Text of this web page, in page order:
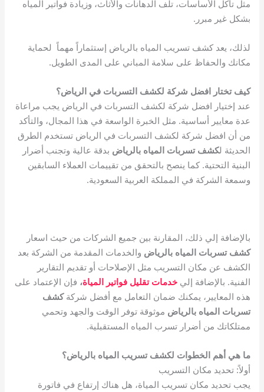
مثل تآكل الأساسات، تلف الدهانات والأثاث، وزيادة فواتير المياه
بشكل غير مبرر.
لذلك، يعد كشف تسريب المياه بالرياض إستثماراً مهماً لحماية
مكانك والحفاظ على سلامة المباني على المدى الطويل.
كيف تختار افضل شركة لكشف التسربات في الرياض؟
عند إختيار افضل شركة لكشف التسربات في الرياض يجب مراعاة
عدة معايير أساسية. مثل الخبرة الواسعة في هذا المجال، والتأكد
من أن افضل شركة لكشف التسربات في الرياض تستخدم الطرق
الحديثة لكشف تسربات المياه بالرياض بدقة عالية وتجنب أضرار
البنية التحتية. كما ينصح بالتحقق من تقييمات العملاء السابقين
وسمعة الشركة في المملكة العربية السعودية.
بالإضافة إلي ذلك، المقارنة بين جميع الشركات من حيث اسعار
كشف تسربات المياه بالرياض والخدمات المقدمة من الشركة بعد
الكشف عن مكان التسريب مثل الإصلاحات أو تقديم التقارير
الفنية. بالإضافة إليخدمات تقليل فواتير المياة، فإن الإعتماد على
هذه المعايير، يمكنك ضمان التعامل مع أفضل شركةكشف
تسربات المياه بالرياض موثوقة توفر الوقت والجهد وتحمي
ممتلكاتك من أضرار تسرب المياه المستقبلية.
ما هي أهم الخطوات لكشف تسريب المياه بالرياض؟
أولاً: تحديد مكان التسريب
يجب تحديد مكان تسريب المياة، هل هناك إرتفاع في فاتورة